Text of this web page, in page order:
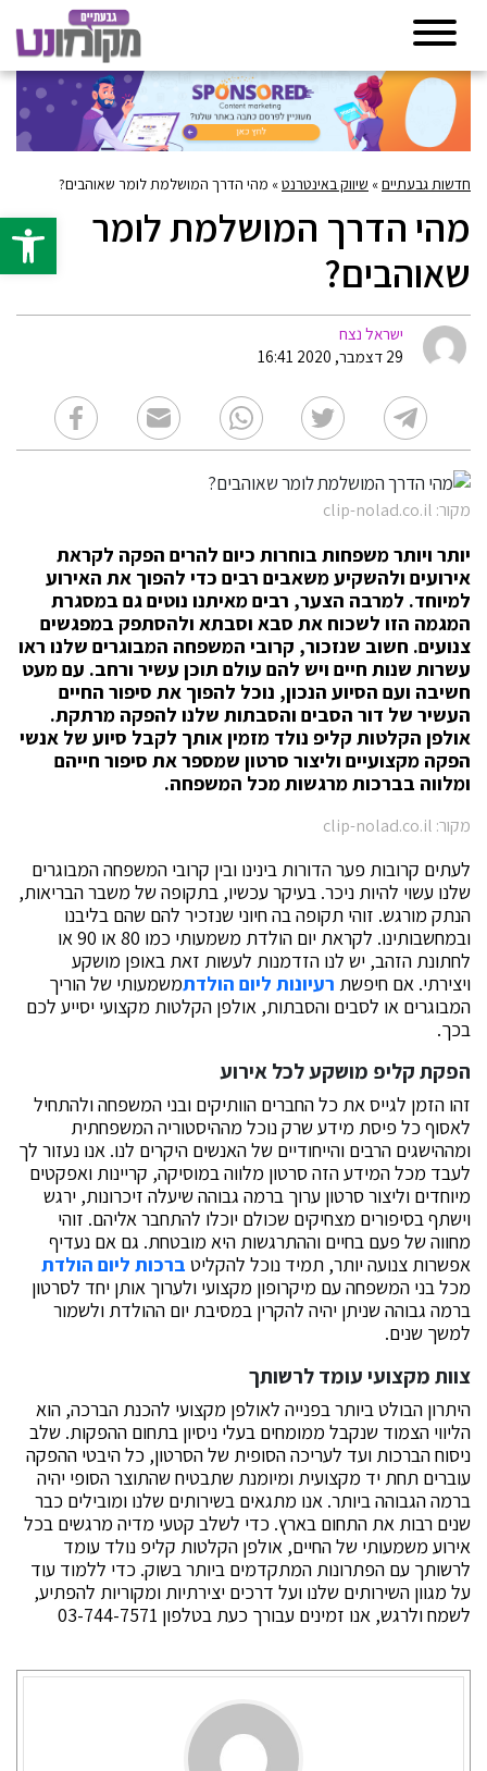
פתח
חדשות גבעתיים» שיווק באינטרנט» מהי הדרך המושלמת לומר שאוהבים?
מהי הדרך המושלמת לומר
שאוהבים?
ישראל נצח
29 דצמבר, 2020 16:41
מקור: clip-nolad.co.il
יותר ויותר משפחות בוחרות כיום להרים הפקה לקראת
אירועים ולהשקיע משאבים רבים כדי להפוך את האירוע
למיוחד. למרבה הצער, רבים מאיתנו נוטים גם במסגרת
המגמה הזו לשכוח את סבא וסבתא ולהסתפק במפגשים
צנועים. חשוב שנזכור, קרובי המשפחה המבוגרים שלנו ראו
עשרות שנות חיים ויש להם עולם תוכן עשיר ורחב. עם מעט
חשיבה ועם הסיוע הנכון, נוכל להפוך את סיפור החיים
העשיר של דור הסבים והסבתות שלנו להפקה מרתקת.
אולפן הקלטות קליפ נולד מזמין אותך לקבל סיוע של אנשי
הפקה מקצועיים וליצור סרטון שמספר את סיפור חייהם
ומלווה בברכות מרגשות מכל המשפחה.
מקור: clip-nolad.co.il
לעתים קרובות פער הדורות בינינו ובין קרובי המשפחה המבוגרים
שלנו עשוי להיות ניכר. בעיקר עכשיו, בתקופה של משבר הבריאות,
הנתק מורגש. זוהי תקופה בה חיוני שנזכיר להם שהם בליבנו
ובמחשבותינו. לקראת יום הולדת משמעותי כמו 80 או 90 או
לחתונת הזהב, יש לנו הזדמנות לעשות זאת באופן מושקע
ויצירתי. אם חיפשת רעיונות ליום הולדתמשמעותי של הוריך
המבוגרים או לסבים והסבתות, אולפן הקלטות מקצועי יסייע לכם
בכך.
הפקת קליפ מושקע לכל אירוע
זהו הזמן לגייס את כל החברים הוותיקים ובני המשפחה ולהתחיל
לאסוף כל פיסת מידע שרק נוכל מההיסטוריה המשפחתית
ומההישגים הרבים והייחודיים של האנשים היקרים לנו. אנו נעזור לך
לעבד מכל המידע הזה סרטון מלווה במוסיקה, קריינות ואפקטים
מיוחדים וליצור סרטון ערוך ברמה גבוהה שיעלה זיכרונות, ירגש
וישתף בסיפורים מצחיקים שכולם יוכלו להתחבר אליהם. זוהי
מחווה של פעם בחיים וההתרגשות היא מובטחת. גם אם נעדיף
אפשרות צנועה יותר, תמיד נוכל להקליט ברכות ליום הולדת
מכל בני המשפחה עם מיקרופון מקצועי ולערוך אותן יחד לסרטון
ברמה גבוהה שניתן יהיה להקרין במסיבת יום ההולדת ולשמור
למשך שנים.
צוות מקצועי עומד לרשותך
היתרון הבולט ביותר בפנייה לאולפן מקצועי להכנת הברכה, הוא
הליווי הצמוד שנקבל ממומחים בעלי ניסיון בתחום ההפקות. שלב
ניסוח הברכות ועד לעריכה הסופית של הסרטון, כל היבטי ההפקה
עוברים תחת יד מקצועית ומיומנת שתבטיח שהתוצר הסופי יהיה
ברמה הגבוהה ביותר. אנו מתגאים בשירותים שלנו ומובילים כבר
שנים רבות את התחום בארץ. כדי לשלב קטעי מדיה מרגשים בכל
אירוע משמעותי של החיים, אולפן הקלטות קליפ נולד עומד
לרשותך עם הפתרונות המתקדמים ביותר בשוק. כדי ללמוד עוד
על מגוון השירותים שלנו ועל דרכים יצירתיות ומקוריות להפתיע,
לשמח ולרגש, אנו זמינים עבורך כעת בטלפון 03-744-7571